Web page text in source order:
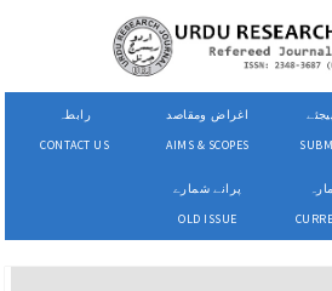
رابطہ
CONTACT US
اغراض ومقاصد
AIMS & SCOPES
پرانے شمارے
OLD ISSUE